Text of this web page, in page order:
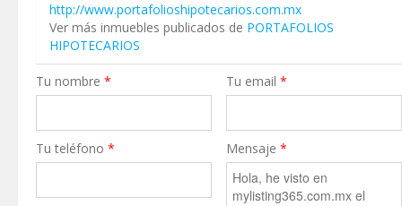
http://www.portafolioshipotecarios.com.mx
Ver más inmuebles publicados de PORTAFOLIOS
HIPOTECARIOS
Tu nombre * Tu email*
Tu teléfono * Mensaje*